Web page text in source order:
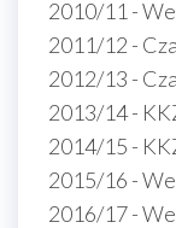
2010/11 -
2011/12 -
2012/13 -
2013/14 -
2014/15 -
2015/16 -
2016/17 -